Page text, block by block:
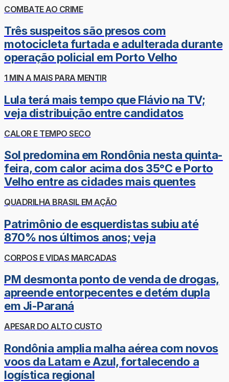
COMBATE AO CRIME
Três suspeitos são presos com
motocicleta furtada e adulterada durante
operação policial em Porto Velho
1 MIN A MAIS PARA MENTIR
Lula terá mais tempo que Flávio na TV;
veja distribuição entre candidatos
CALOR E TEMPO SECO
Sol predomina em Rondônia nesta quinta-
feira, com calor acima dos 35°C e Porto
Velho entre as cidades mais quentes
QUADRILHA BRASIL EM AÇÃO
Patrimônio de esquerdistas subiu até
870% nos últimos anos; veja
CORPOS E VIDAS MARCADAS
PM desmonta ponto de venda de drogas,
apreende entorpecentes e detém dupla
em Ji-Paraná
APESAR DO ALTO CUSTO
Rondônia amplia malha aérea com novos
voos da Latam e Azul, fortalecendo a
logística regional